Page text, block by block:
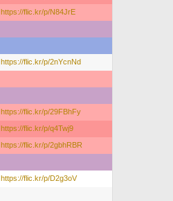
https://flic.kr/p/N84JrE
https://flic.kr/p/2nYcnNd
https://flic.kr/p/29FBhFy
https://flic.kr/p/q4Twj9
https://flic.kr/p/2gbhRBR
https://flic.kr/p/D2g3oV